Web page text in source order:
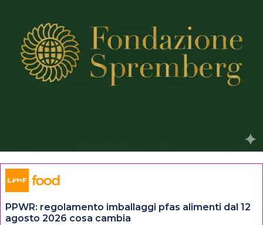
PPWR: regolamento imballaggi pfas alimenti dal 12
agosto 2026 cosa cambia